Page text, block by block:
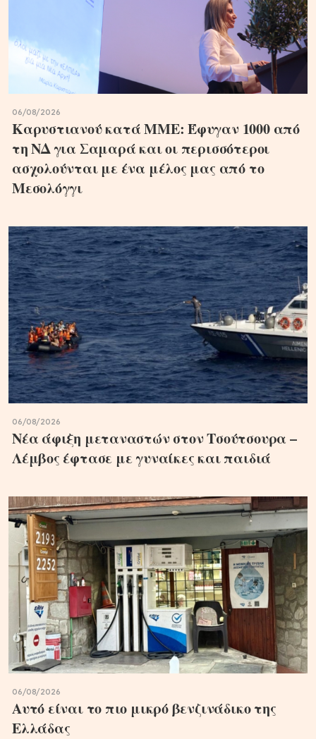
06/08/2026
Καρυστιανού κατά ΜΜΕ: Έφυγαν 1000 από
τη ΝΔ για Σαμαρά και οι περισσότεροι
ασχολούνται με ένα μέλος μας από το
Μεσολόγγι
06/08/2026
Νέα άφιξη μεταναστών στον Τσούτσουρα –
Λέμβος έφτασε με γυναίκες και παιδιά
06/08/2026
Αυτό είναι το πιο μικρό βενζινάδικο της
Ελλάδας